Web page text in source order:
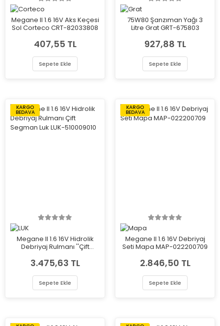
Megane II 1.6 16V Aks Keçesi
Sol Corteco CRT-82033808
407,55 TL
Sepete Ekle
75W80 Şanzıman Yağı 3
Litre Grat GRT-675803
927,88 TL
Sepete Ekle
KARGO
BEDAVA
Megane II 1.6 16V Hidrolik
Debriyaj Rulmanı ''Çift
3.475,63 TL
Sepete Ekle
KARGO
BEDAVA
Megane II 1.6 16V Debriyaj
Seti Mapa MAP-022200709
2.846,50 TL
Sepete Ekle